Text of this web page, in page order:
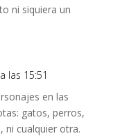
ni siquiera un
las 15:51
en las
gatos, perros,
ni cualquier otra.